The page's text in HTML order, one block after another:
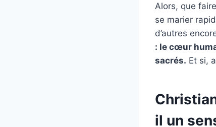
Alors, que
se marier
d’autres
: le cœur
sacrés. Et si,
il un